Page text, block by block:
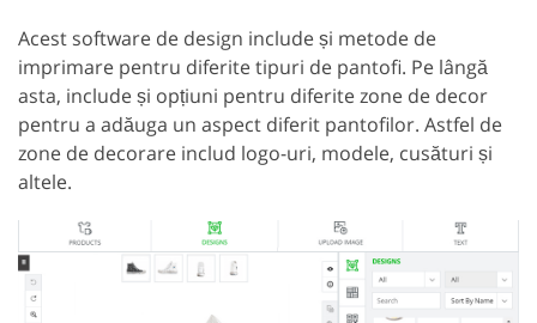
Acest software de design include și metode de
imprimare pentru diferite tipuri de pantofi. Pe lângă
asta, include și opțiuni pentru diferite zone de decor
pentru a adăuga un aspect diferit pantofilor. Astfel de
zone de decorare includ logo-uri, modele, cusături și
altele.